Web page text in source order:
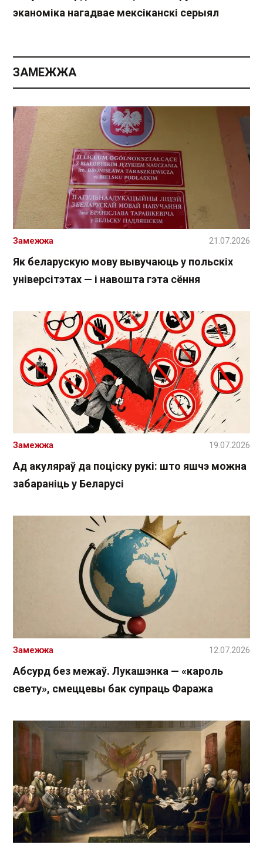
эканоміка нагадвае мексіканскі серыял
ЗАМЕЖЖА
Як беларускую мову вывучаюць у польскіх
універсітэтах — і навошта гэта сёння
Замежжа 21.07.2026
Ад акуляраў да поціску рукі: што яшчэ можна
забараніць у Беларусі
Замежжа 19.07.2026
Абсурд без межаў. Лукашэнка — «кароль
свету», смеццевы бак супраць Фаража
Замежжа 12.07.2026